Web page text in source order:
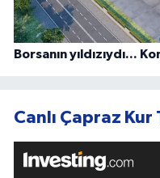
Borsanın yıldızıydı...
Canlı Çapraz Kur